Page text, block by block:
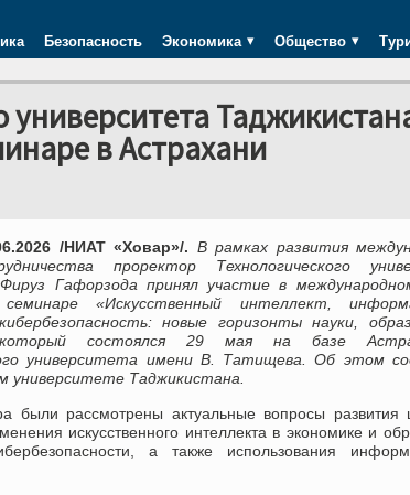
Безопасность Экономика Общество
университета
в Астрахани
/НИАТ «Ховар»/. В рамках развития
проректор Технологического
Гафорзода принял участие в
семинаре «Искусственный интеллект,
новые горизонты науки,
который состоялся 29 мая на базе
университета имени В. Татищева. Об этом
университете Таджикистана.
были рассмотрены актуальные вопросы развития
искусственного интеллекта в экономике и
а также использования